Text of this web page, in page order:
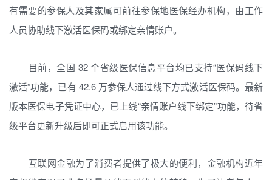
有需要的参保人及其家属可前往参保地医保经办机构，由工作
人员协助线下激活医保码或绑定亲情账户。
目前，全国 32 个省级医保信息平台均已支持“医保码线下
激活”功能，已有 42.6 万参保人通过线下方式激活医保码。最新
版本医保电子凭证中心，已上线“亲情账户线下绑定”功能，待省
级平台更新升级后即可正式启用该功能。
互联网金融为了消费者提供了极大的便利，金融机构近年